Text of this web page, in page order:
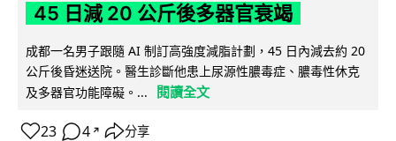
45 日減 20 公斤後多器官衰竭
成都一名男子跟隨 AI 制訂高強度減脂計劃，45 日內減去約 20
公斤後昏迷送院。醫生診斷他患上尿源性膿毒症、膿毒性休克
及多器官功能障礙。...
閱讀全文
23 4 ↗ 分享